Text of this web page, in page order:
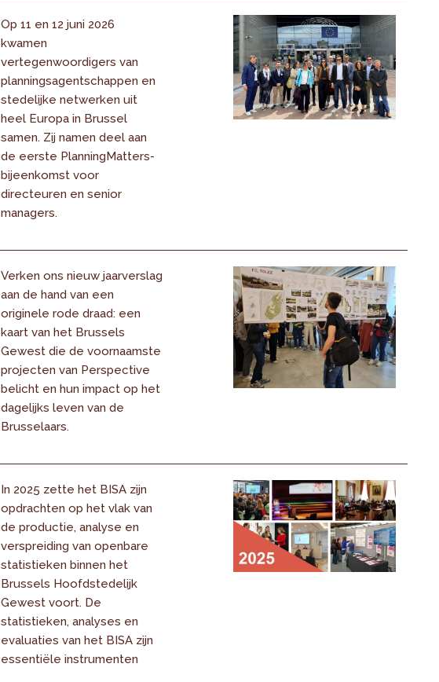
Op 11 en 12 juni 2026
kwamen
vertegenwoordigers van
planningsagentschappen en
stedelijke netwerken uit
heel Europa in Brussel
samen. Zij namen deel aan
de eerste PlanningMatters-
bijeenkomst voor
directeuren en senior
managers.
Verken ons nieuw jaarverslag
aan de hand van een
originele rode draad: een
kaart van het Brussels
Gewest die de voornaamste
projecten van Perspective
belicht en hun impact op het
dagelijks leven van de
Brusselaars.
In 2025 zette het BISA zijn
opdrachten op het vlak van
de productie, analyse en
verspreiding van openbare
statistieken binnen het
Brussels Hoofdstedelijk
Gewest voort. De
statistieken, analyses en
evaluaties van het BISA zijn
essentiële instrumenten